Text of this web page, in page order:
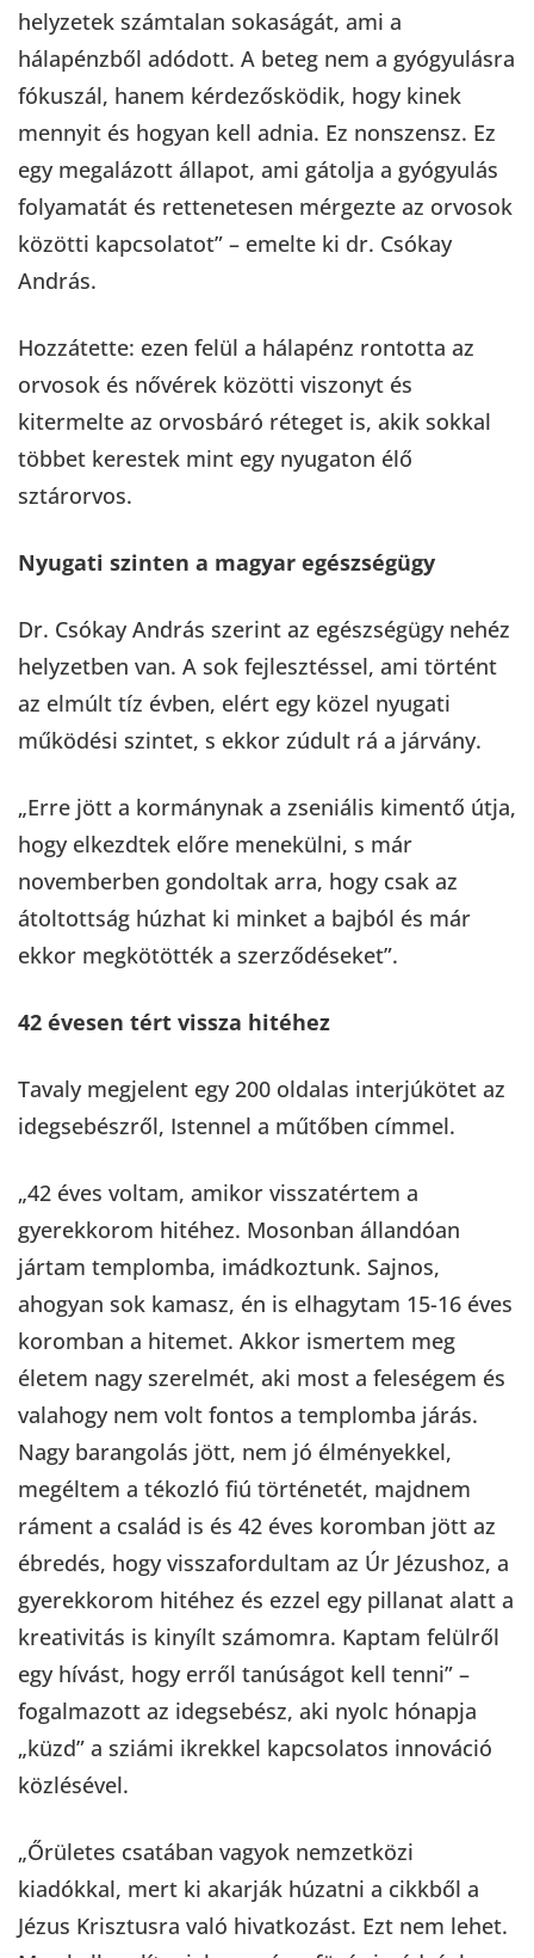
helyzetek számtalan sokaságát, ami a
hálapénzből adódott. A beteg nem a gyógyulásra
fókuszál, hanem kérdezősködik, hogy kinek
mennyit és hogyan kell adnia. Ez nonszensz. Ez
egy megalázott állapot, ami gátolja a gyógyulás
folyamatát és rettenetesen mérgezte az orvosok
közötti kapcsolatot” – emelte ki dr. Csókay
András.
Hozzátette: ezen felül a hálapénz rontotta az
orvosok és nővérek közötti viszonyt és
kitermelte az orvosbáró réteget is, akik sokkal
többet kerestek mint egy nyugaton élő
sztárorvos.
Nyugati szinten a magyar egészségügy
Dr. Csókay András szerint az egészségügy nehéz
helyzetben van. A sok fejlesztéssel, ami történt
az elmúlt tíz évben, elért egy közel nyugati
működési szintet, s ekkor zúdult rá a járvány.
„Erre jött a kormánynak a zseniális kimentő útja,
hogy elkezdtek előre menekülni, s már
novemberben gondoltak arra, hogy csak az
átoltottság húzhat ki minket a bajból és már
ekkor megkötötték a szerződéseket”.
42 évesen tért vissza hitéhez
Tavaly megjelent egy 200 oldalas interjúkötet az
idegsebészről, Istennel a műtőben címmel.
„42 éves voltam, amikor visszatértem a
gyerekkorom hitéhez. Mosonban állandóan
jártam templomba, imádkoztunk. Sajnos,
ahogyan sok kamasz, én is elhagytam 15-16 éves
koromban a hitemet. Akkor ismertem meg
életem nagy szerelmét, aki most a feleségem és
valahogy nem volt fontos a templomba járás.
Nagy barangolás jött, nem jó élményekkel,
megéltem a tékozló fiú történetét, majdnem
ráment a család is és 42 éves koromban jött az
ébredés, hogy visszafordultam az Úr Jézushoz, a
gyerekkorom hitéhez és ezzel egy pillanat alatt a
kreativitás is kinyílt számomra. Kaptam felülről
egy hívást, hogy erről tanúságot kell tenni” –
fogalmazott az idegsebész, aki nyolc hónapja
„küzd” a sziámi ikrekkel kapcsolatos innováció
közlésével.
„Őrületes csatában vagyok nemzetközi
kiadókkal, mert ki akarják húzatni a cikkből a
Jézus Krisztusra való hivatkozást. Ezt nem lehet.